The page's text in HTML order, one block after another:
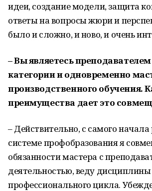
идеи, создание модели, защита
ответы на вопросы жюри и
было и сложно, и ново, и очень
– Вы являетесь
категории и одновременно
производственного обучения.
преимущества дает это
– Действительно, с самого
системе профобразования я
обязанности мастера с
деятельностью, веду дисциплины
профессионального цикла.